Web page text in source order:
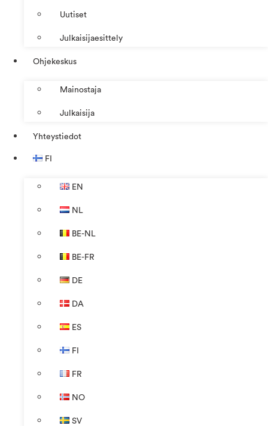
Uutiset
Julkaisijaesittely
Ohjekeskus
Mainostaja
Julkaisija
Yhteystiedot
FI
EN
NL
BE-NL
BE-FR
DE
DA
ES
FI
FR
NO
SV